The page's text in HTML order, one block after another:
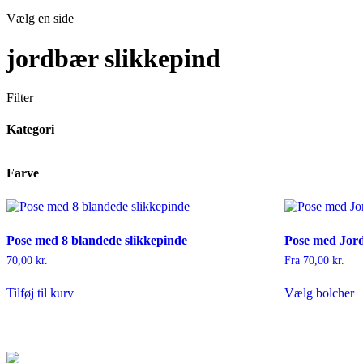
Vælg en side
jordbær slikkepind
Filter
Kategori
Farve
Pose med 8 blandede slikkepinde
70,00 kr.
Tilføj til kurv
Pose med
Fra 70,00kr.
Vælg bolcher